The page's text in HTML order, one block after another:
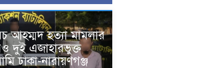
আহম্মদ হত্যা মামলার
দুই এজাহারভুক্ত
ঢাকা-নারায়ণগঞ্জ